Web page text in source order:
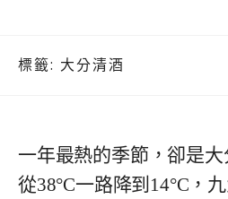
標籤: 大分清酒
一年最熱的季節，卻是大
從38°C一路降到14°C，